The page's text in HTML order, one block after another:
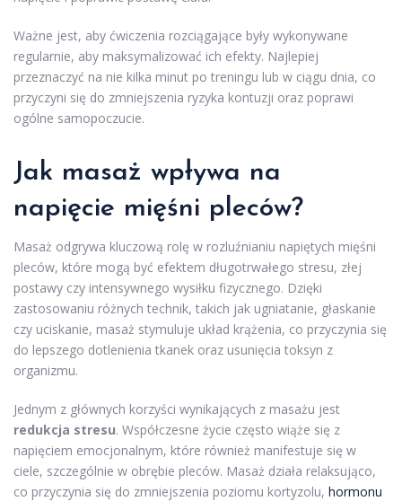
Ważne jest, aby ćwiczenia rozciągające były wykonywane
regularnie, aby maksymalizować ich efekty. Najlepiej
przeznaczyć na nie kilka minut po treningu lub w ciągu dnia, co
przyczyni się do zmniejszenia ryzyka kontuzji oraz poprawi
ogólne samopoczucie.
Jak masaż wpływa na
napięcie mięśni pleców?
Masaż odgrywa kluczową rolę w rozluźnianiu napiętych mięśni
pleców, które mogą być efektem długotrwałego stresu, złej
postawy czy intensywnego wysiłku fizycznego. Dzięki
zastosowaniu różnych technik, takich jak ugniatanie, głaskanie
czy uciskanie, masaż stymuluje układ krążenia, co przyczynia się
do lepszego dotlenienia tkanek oraz usunięcia toksyn z
organizmu.
Jednym z głównych korzyści wynikających z masażu jest
redukcja stresu. Współczesne życie często wiąże się z
napięciem emocjonalnym, które również manifestuje się w
ciele, szczególnie w obrębie pleców. Masaż działa relaksująco,
co przyczynia się do zmniejszenia poziomu kortyzolu, hormonu